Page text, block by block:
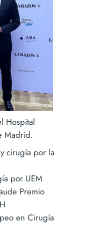
Hospital
Madrid.
cirugía por la
por UEM
Premio
en Cirugía